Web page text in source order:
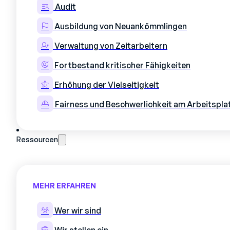
Audit
Ausbildung von Neuankömmlingen
Verwaltung von Zeitarbeitern
Fortbestand kritischer Fähigkeiten
Erhöhung der Vielseitigkeit
Fairness und Beschwerlichkeit am
Ressourcen
MEHR ERFAHREN
Wer wir sind